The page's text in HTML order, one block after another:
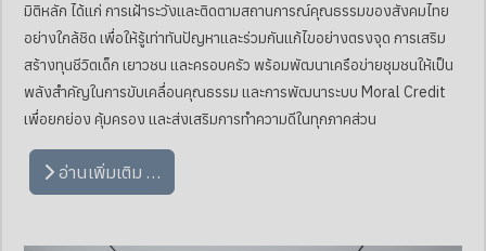
มิติหลัก ได้แก่ การเฝ้าระวังและติดตามสถานการณ์คุณธรรมของสังคมไทย
อย่างใกล้ชิด เพื่อให้รู้เท่าทันปัญหาและร่วมกันแก้ไขอย่างตรงจุด การเสริม
สร้างทุนชีวิตเด็ก เยาวชน และครอบครัว พร้อมพัฒนาเครือข่ายชุมชนให้เป็น
พลังสำคัญในการขับเคลื่อนคุณธรรม และการพัฒนาระบบ Moral Credit
เพื่อยกย่อง คุ้มครอง และส่งเสริมการทำความดีในทุกภาคส่วน
อ่านเพิ่มเติม …